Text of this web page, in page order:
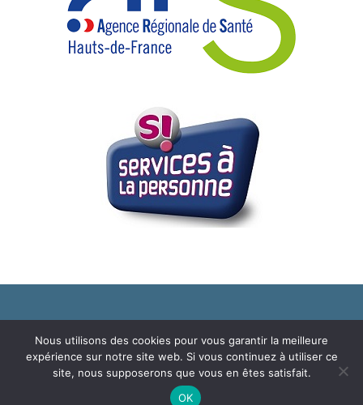
© 2019 Copyright - Association CARA
Information Facebook Plan du Site Mentions légales
Nous utilisons des cookies pour vous garantir la meilleure
expérience sur notre site web. Si vous continuez à utiliser ce
site, nous supposerons que vous en êtes satisfait.
OK